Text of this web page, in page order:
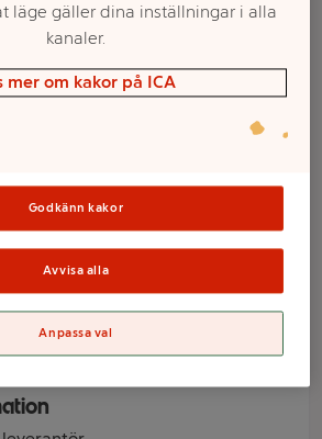
1,5%
läge gäller dina inställningar i alla
kanaler.
mer om kakor på ICA
Godkänn kakor
Avvisa alla
Anpassa val